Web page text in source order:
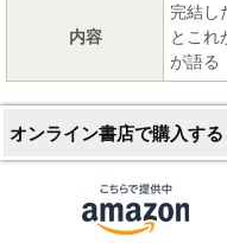
内容
完結し
とこれ
が語る
オンライン書店で購入する